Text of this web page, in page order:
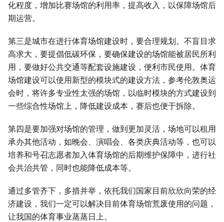
化程度，增加比赛场馆的利用率，提高收入，以保障场馆后
期运营。
第三是城市在进行体育场馆建设时，要合理规划。不盲目求
高求大，要提倡低碳环保，要确保建设的场馆能被居民所利
用，要做好公共交通等配套设施建设，便利市民使用。体育
场馆建设可以使用新型的模块式的建设方法，参考伦敦奥运
会时，将许多专业性太强的场馆，以临时模块的方式建设到
一些综合性场馆上，降低建设成本，赛后也便于拆除。
第四是要加强对场馆的管理，做到更加灵活，场地可以租用
承办其他活动，如晚会、演唱会、各类庆典活动等，也可以
培养和号召志愿者加入体育场馆的后期维护保障中，进行社
会共治共管，同时也能降低成本等。
通过多管齐下，多措并举，依托我们国家目前欣欣向荣的经
济建设，我们一定可以解决目前体育场馆荒废使用的问题，
让我国的体育事业蒸蒸日上。